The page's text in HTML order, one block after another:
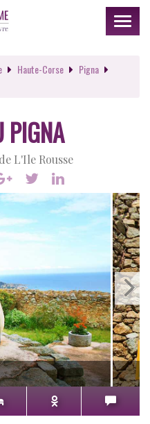
Toggle
Haute-Corse
Pigna
PIGNA
L'Ile Rousse